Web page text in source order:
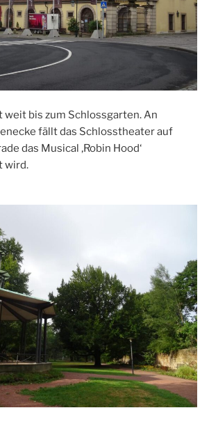
weit bis zum Schlossgarten. An
fällt das Schlosstheater auf
das Musical ‚Robin Hood‘
wird.